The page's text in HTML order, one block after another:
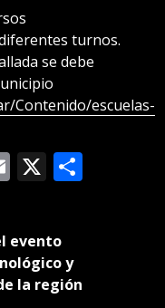
turnos.
se debe
Contenido/escuelas-
Email
X
evento
y
la región